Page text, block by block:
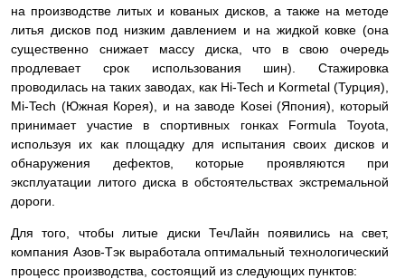
на производстве литых и кованых дисков, а также на методе
литья дисков под низким давлением и на жидкой ковке (она
существенно снижает массу диска, что в свою очередь
продлевает срок использования шин). Стажировка
проводилась на таких заводах, как Hi-Tech и Kormetal (Турция),
Mi-Tech (Южная Корея), и на заводе Kosei (Япония), который
принимает участие в спортивных гонках Formula Toyota,
используя их как площадку для испытания своих дисков и
обнаружения дефектов, которые проявляются при
эксплуатации литого диска в обстоятельствах экстремальной
дороги.
Для того, чтобы литые диски ТечЛайн появились на свет,
компания Азов-Тэк выработала оптимальный технологический
процесс производства, состоящий из следующих пунктов: